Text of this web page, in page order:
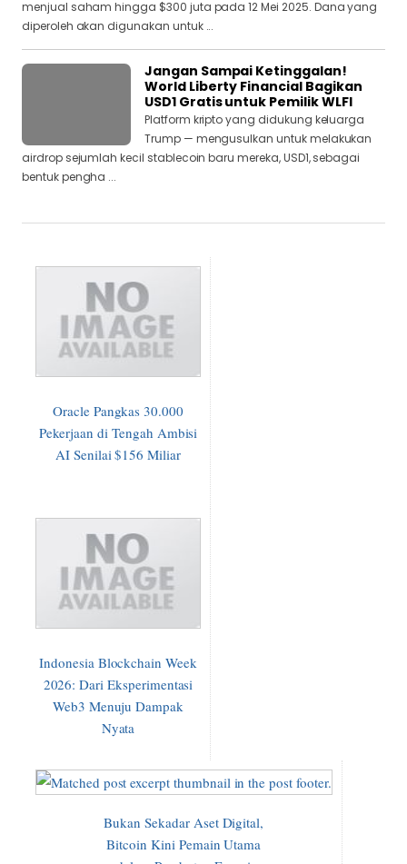
menjual saham hingga $300 juta pada 12 Mei 2025. Dana yang
diperoleh akan digunakan untuk ...
Jangan Sampai Ketinggalan!
World Liberty Financial Bagikan
USD1 Gratis untuk Pemilik WLFI
Platform kripto yang didukung keluarga
Trump — mengusulkan untuk melakukan
airdrop sejumlah kecil stablecoin baru mereka, USD1, sebagai
bentuk pengha ...
Oracle Pangkas 30.000
Pekerjaan di Tengah Ambisi
AI Senilai $156 Miliar
Indonesia Blockchain Week
2026: Dari Eksperimentasi
Web3 Menuju Dampak
Nyata
Bukan Sekadar Aset Digital,
Bitcoin Kini Pemain Utama